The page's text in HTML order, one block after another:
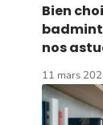
Bien
nos
11 mars